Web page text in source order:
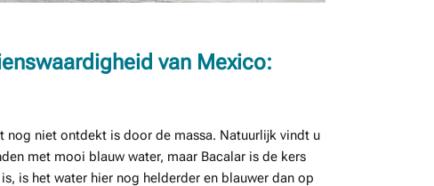
van Mexico:
nog niet ontdekt is door de massa. Natuurlijk vindt u
met mooi blauw water, maar Bacalar is de kers
is het water hier nog helderder en blauwer dan op